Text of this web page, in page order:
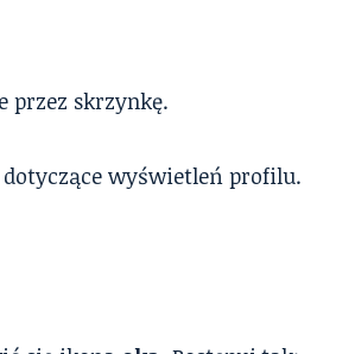
przez skrzynkę.
wyświetleń profilu.